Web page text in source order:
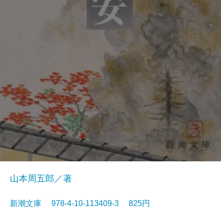
山本周五郎／著
新潮文庫 978-4-10-113409-3 825円